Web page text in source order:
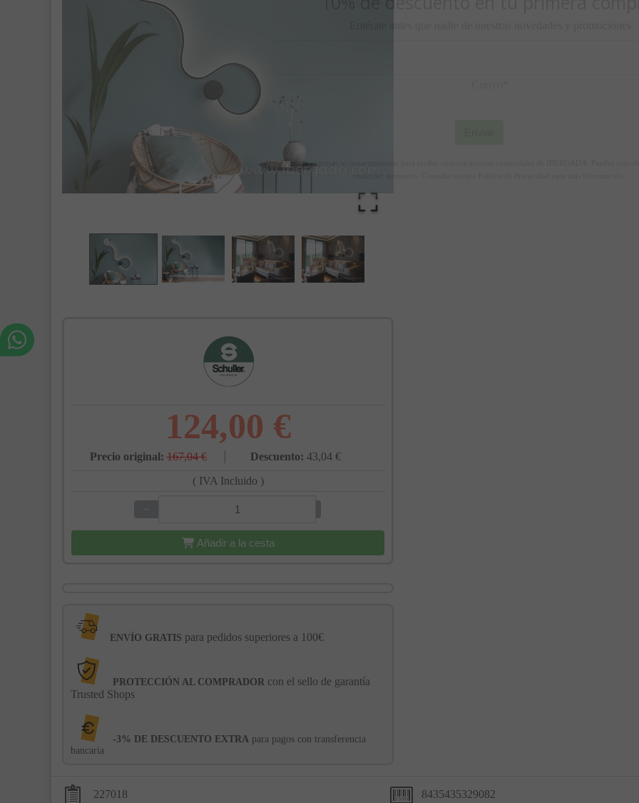
124,00 €
Precio original: 167,04 € Descuento: 43,04 €
( IVA Incluido )
−
Añadir a la cesta
ENVÍO GRATIS para pedidos superiores a 100€
PROTECCIÓN AL COMPRADOR con el sello de garantía
Trusted Shops
-3% DE DESCUENTO EXTRA para pagos con transferencia
bancaria
227018 8435435329082
Al unirte expresas tu consentimiento para recibir comunicaciones comerciales de IBERGADA. Puedes
cualquier momento. Consulta nuestra Política de Privacidad para más información.